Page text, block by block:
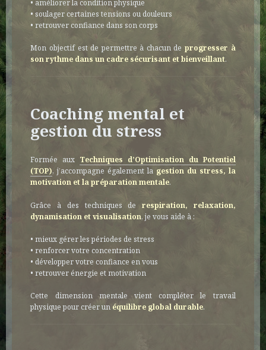
• améliorer la condition physique
• soulager certaines tensions ou douleurs
• retrouver confiance dans son corps
Mon objectif est de permettre à chacun deprogresser à
son rythme dans un cadre sécurisant et bienveillant.
Coaching mental et
gestion du stress
Formée aux Techniques d’Optimisation du Potentiel
(TOP), j’accompagne également la gestion du stress, la
motivation et la préparation mentale.
Grâce à des techniques de respiration, relaxation,
dynamisation et visualisation, je vous aide à :
• mieux gérer les périodes de stress
• renforcer votre concentration
• développer votre confiance en vous
• retrouver énergie et motivation
Cette dimension mentale vient compléter le travail
physique pour créer un équilibre global durable.